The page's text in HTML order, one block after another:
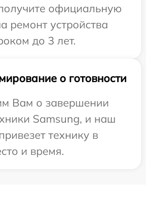
официальную
ремонт устройства
до 3 лет.
о готовности
Вам о завершении
Samsung, и наш
технику в
и время.